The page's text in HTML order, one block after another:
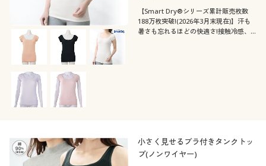
【Smart Dry®シリーズ累計販売枚数
188万枚突破!(2026年3月末現在)】汗も
暑さも忘れるほどの快適さ!接触冷感、
小さく見せるブラ付きタンクトッ
プ(ノンワイヤー)